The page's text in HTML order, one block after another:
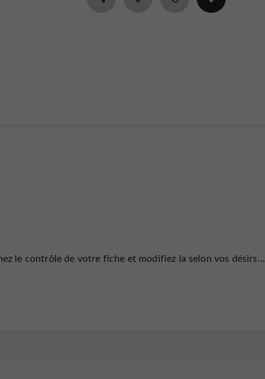
le contrôle de votre fiche et modifiez la selon vos désirs...